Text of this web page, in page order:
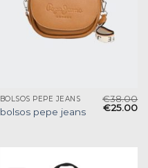
BOLSOS PEPE JEANS
bolsos pepe jeans
€38.00
€25.00